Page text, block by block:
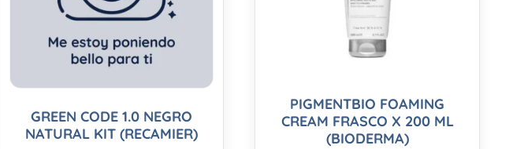
GREEN CODE 1.0 NEGRO
NATURAL KIT (RECAMIER)
PIGMENTBIO FOAMING
CREAM FRASCO X 200 ML
(BIODERMA)